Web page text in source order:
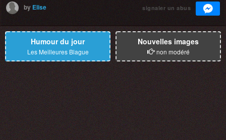
byElise signaler un abus
Humour du jour
Les Meilleures Blague
Nouvelles images
non modéré